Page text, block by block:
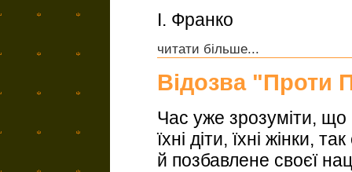
І. Франко
читати більше...
Відозва "Проти
Час уже зрозуміти,
їхні діти, їхні жінки,
й позбавлене своєї